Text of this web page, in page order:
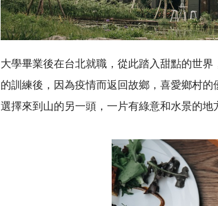
大學畢業後在台北就職，從此踏入甜點的世
的訓練後，因為疫情而返回故鄉，喜愛鄉村
選擇來到山的另一頭，一片有綠意和水景的